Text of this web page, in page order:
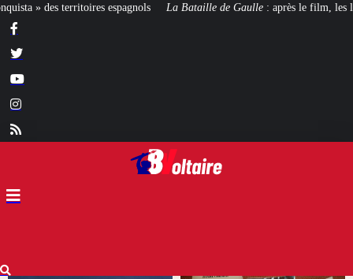
Bataille de Gaulle: après le film, les livres ! [CINÉMA]De la